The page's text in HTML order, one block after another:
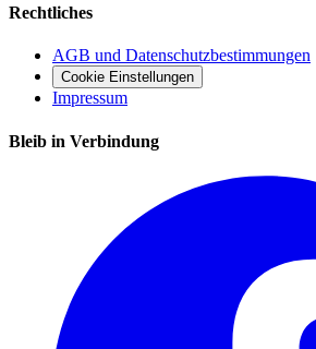
Rechtliches
AGB und Datenschutzbestimmungen
Cookie Einstellungen
Impressum
Bleib in Verbindung